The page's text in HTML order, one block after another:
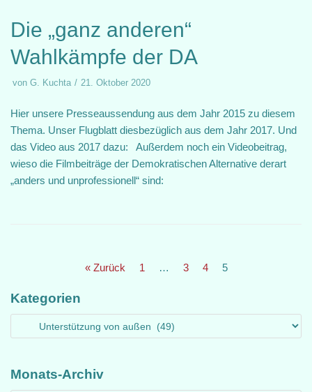
Die „ganz anderen“
Wahlkämpfe der DA
von G. Kuchta 21. Oktober 2020
Hier unsere Presseaussendung aus dem Jahr 2015 zu diesem
Thema. Unser Flugblatt diesbezüglich aus dem Jahr 2017. Und
das Video aus 2017 dazu: Außerdem noch ein Videobeitrag,
wieso die Filmbeiträge der Demokratischen Alternative derart
„anders und unprofessionell“ sind:
« Zurück 1 … 3 4 5
Kategorien
Monats-Archiv